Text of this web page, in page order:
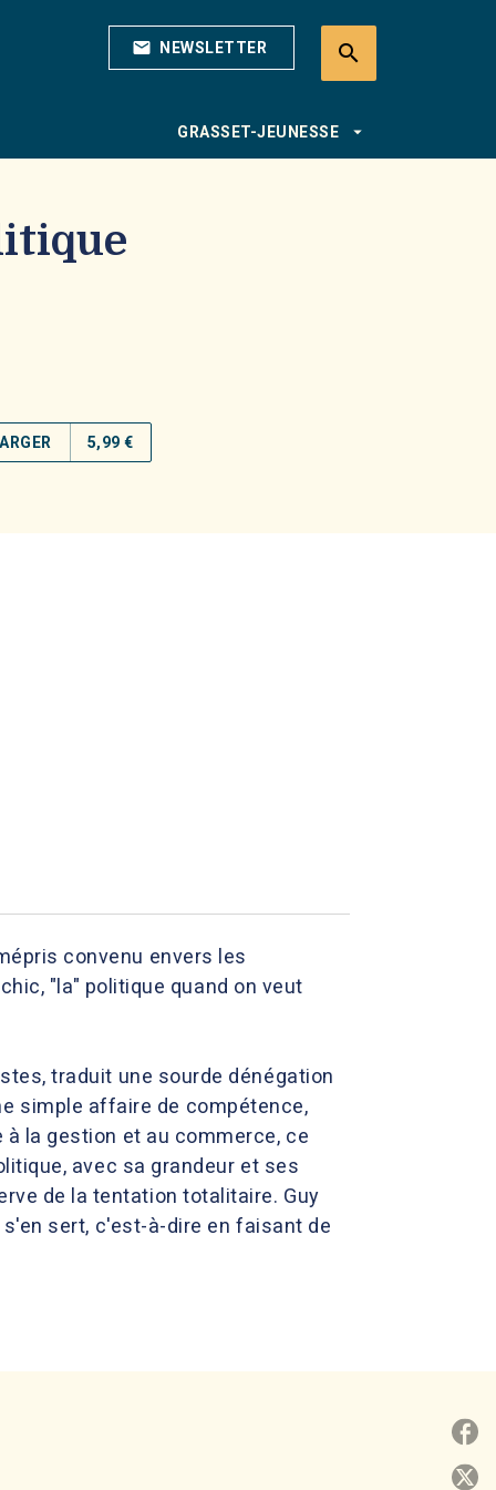
mail NEWSLETTER search
GRASSET-JEUNESSE arrow_drop_down
5,99 €
convenu envers les
"la" politique quand on veut
traduit une sourde dénégation
simple affaire de compétence,
la gestion et au commerce, ce
avec sa grandeur et ses
de la tentation totalitaire. Guy
sert, c'est-à-dire en faisant de